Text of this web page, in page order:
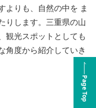
よりも、自然の中を ま
りします。三重県の山
観光スポットとしても
角度から紹介していき
Page Top